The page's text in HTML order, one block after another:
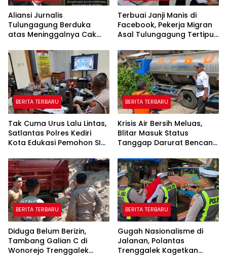
Aliansi Jurnalis
Tulungagung Berduka
atas Meninggalnya Cak
“Beliau Pejuang Keadilan
yang Vokal”
Terbuai Janji Manis di
Facebook, Pekerja Migran
Asal Tulungagung Tertipu
BERITA TERBARU
Tak Cuma Urus Lalu Lintas,
Satlantas Polres Kediri
Kota Edukasi Pemohon SIM
Pelatihan AI
BERITA TERBARU
Krisis Air Bersih Meluas,
Blitar Masuk Status
Tanggap Darurat Bencana
BERITA TERBARU
Diduga Belum Berizin,
Tambang Galian C di
Wonorejo Trenggalek
BERITA TERBARU
Gugah Nasionalisme di
Jalanan, Polantas
Trenggalek Kagetkan